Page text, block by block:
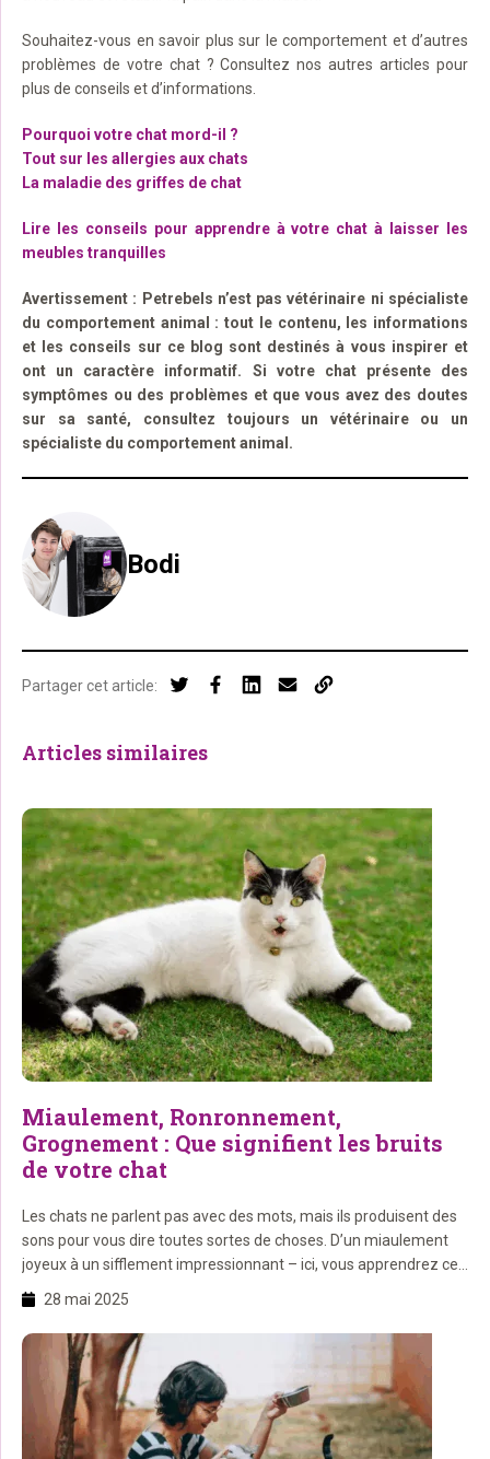
Souhaitez-vous en savoir plus sur le comportement et d’autres
problèmes de votre chat ? Consultez nos autres articles pour
plus de conseils et d’informations.
Pourquoi votre chat mord-il ?
Tout sur les allergies aux chats
La maladie des griffes de chat
Lire les conseils pour apprendre à votre chat à laisser les
meubles tranquilles
Avertissement : Petrebels n’est pas vétérinaire ni spécialiste
du comportement animal : tout le contenu, les informations
et les conseils sur ce blog sont destinés à vous inspirer et
ont un caractère informatif. Si votre chat présente des
symptômes ou des problèmes et que vous avez des doutes
sur sa santé, consultez toujours un vétérinaire ou un
spécialiste du comportement animal.
Bodi
Partager cet article:
Articles similaires
Miaulement, Ronronnement,
Grognement : Que signifient les bruits
de votre chat
Les chats ne parlent pas avec des mots, mais ils produisent des
sons pour vous dire toutes sortes de choses. D’un miaulement
joyeux à un sifflement impressionnant – ici, vous apprendrez ce
que chaque bruit signifie et comprendrez encore mieux votre
chat. Sur cette page, vous apprendrez : 1. Que signifie chaque
miaulement ? Les […]
28 mai 2025